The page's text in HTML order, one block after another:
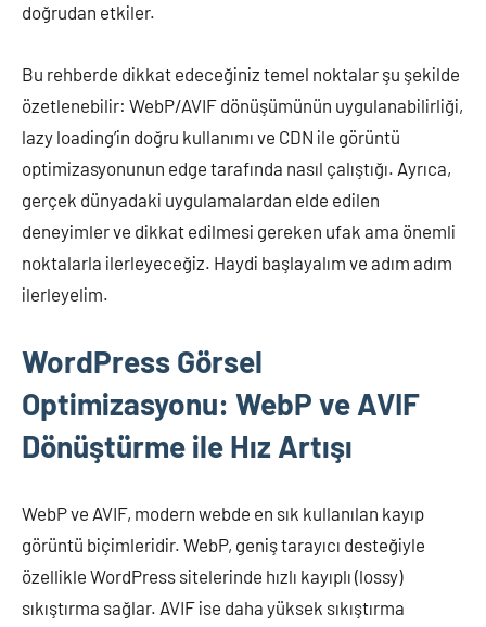
doğrudan etkiler.
Bu rehberde dikkat edeceğiniz temel noktalar şu şekilde
özetlenebilir: WebP/AVIF dönüşümünün uygulanabilirliği,
lazy loading’in doğru kullanımı ve CDN ile görüntü
optimizasyonunun edge tarafında nasıl çalıştığı. Ayrıca,
gerçek dünyadaki uygulamalardan elde edilen
deneyimler ve dikkat edilmesi gereken ufak ama önemli
noktalarla ilerleyeceğiz. Haydi başlayalım ve adım adım
ilerleyelim.
WordPress Görsel
Optimizasyonu: WebP ve AVIF
Dönüştürme ile Hız Artışı
WebP ve AVIF, modern webde en sık kullanılan kayıp
görüntü biçimleridir. WebP, geniş tarayıcı desteğiyle
özellikle WordPress sitelerinde hızlı kayıplı (lossy)
sıkıştırma sağlar. AVIF ise daha yüksek sıkıştırma